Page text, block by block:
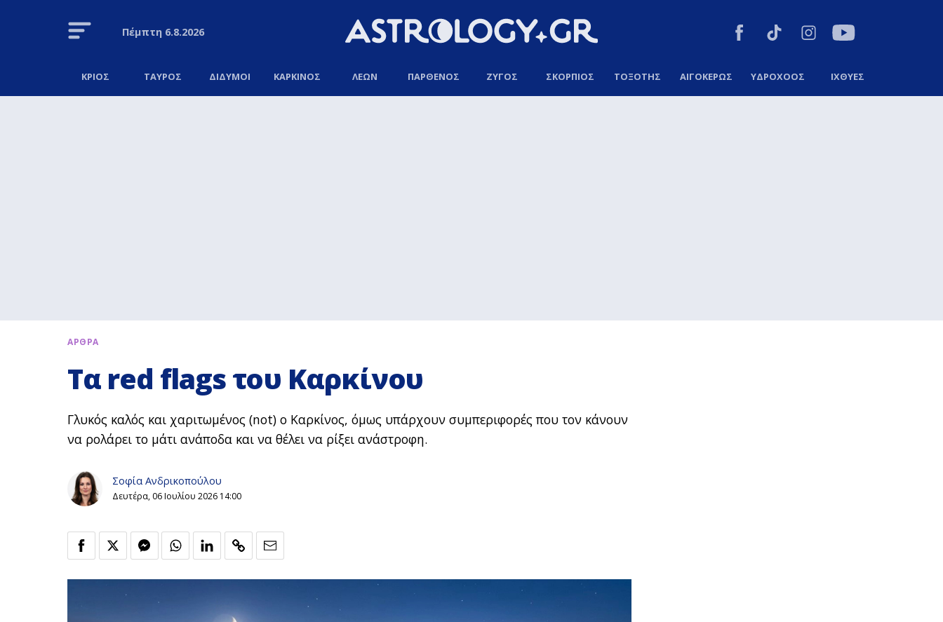
Πέμπτη6.8.2026
ΚΡΙΟΣ ΤΑΥΡΟΣ ΔΙΔΥΜΟΙ ΚΑΡΚΙΝΟΣ ΛΕΩΝ ΠΑΡΘΕΝΟΣ ΖΥΓΟΣ ΣΚΟΡΠΙΟΣ ΤΟΞΟΤΗΣ ΑΙΓΟΚΕΡΩΣ ΥΔΡΟΧΟΟΣ ΙΧΘΥΕΣ
ΑΡΘΡΑ
Τα red flags του Καρκίνου
Γλυκός καλός και χαριτωμένος (not) ο Καρκίνος, όμως υπάρχουν συμπεριφορές που τον κάνουν
να ρολάρει το μάτι ανάποδα και να θέλει να ρίξει ανάστροφη.
Σοφία Ανδρικοπούλου
Δευτέρα, 06 Ιουλίου 2026 14:00